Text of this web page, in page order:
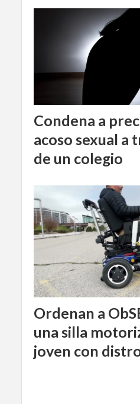
Condena a
acoso sexual a
de un colegio
Ordenan a
una silla
joven con